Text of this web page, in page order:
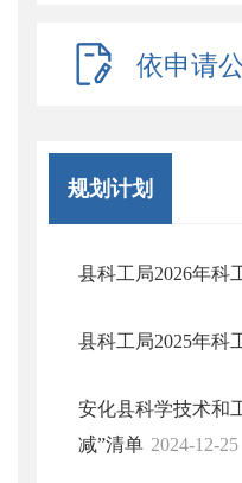
依申请
规划计划
县科工局2026年科
县科工局2025年科
安化县科学技术和
减”清单 2024-12-25